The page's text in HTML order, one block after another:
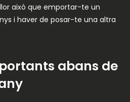
això que emportar-te un
i haver de posar-te una altra
abans de